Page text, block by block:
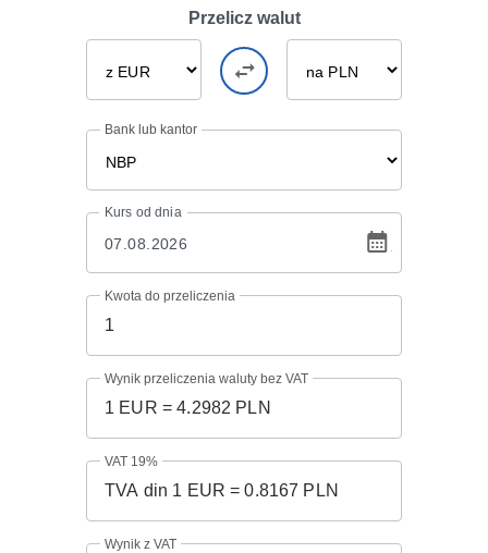
Przelicz walut
Bank lub kantor
Kurs od dnia
Kwota do przeliczenia
Wynik przeliczenia waluty bez VAT
VAT 19%
Wynik z VAT